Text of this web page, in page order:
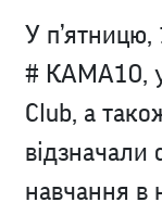
У п’ятницю,
# КАМА10,
Club, а
відзначали
навчання